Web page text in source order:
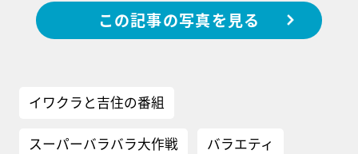
この記事の写真を見る
イワクラと吉住の番組
スーパーバラバラ大作戦 バラエティ